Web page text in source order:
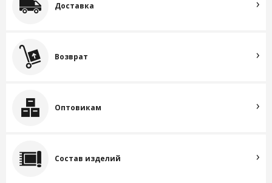
Доставка
Возврат
Оптовикам
Состав изделий